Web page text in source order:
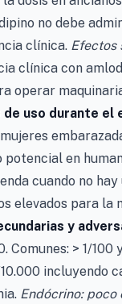
no debe
clínica. Efectos
clínica con
operar
uso durante el
potencial en
cuando no
elevados para la
y
Comunes: > 1/100
incluyendo
Endócrino: poco